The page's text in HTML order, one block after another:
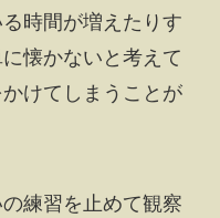
時間が増えたりす
懐かないと考えて
けてしまうことが
練習を止めて観察